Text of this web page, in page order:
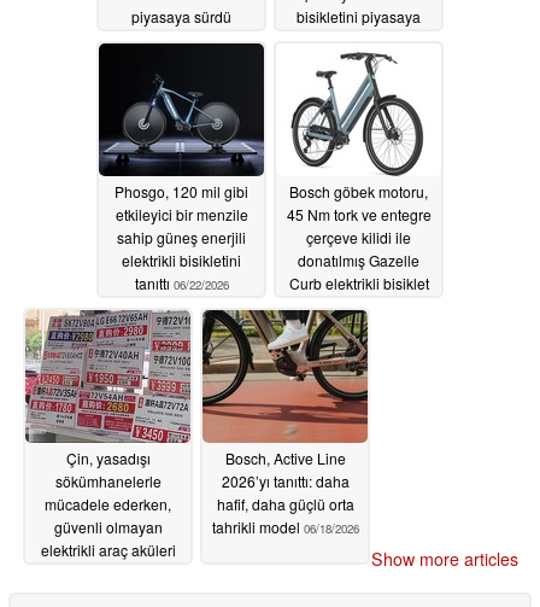
piyasaya sürdü
06/25/2026
bisikletini piyasaya
Phosgo, 120 mil gibi
etkileyici bir menzile
sahip güneş enerjili
elektrikli bisikletini
tanıttı 06/22/2026
Bosch göbek motoru,
45 Nm tork ve entegre
çerçeve kilidi ile
donatılmış Gazelle
Curb elektrikli bisiklet
tanıtıldı06/20/2026
Çin, yasadışı
sökümhanelerle
mücadele ederken,
güvenli olmayan
elektrikli araç aküleri
Bosch, Active Line
2026’yı tanıttı: daha
hafif, daha güçlü orta
tahrikli model 06/18/2026
Show more articles